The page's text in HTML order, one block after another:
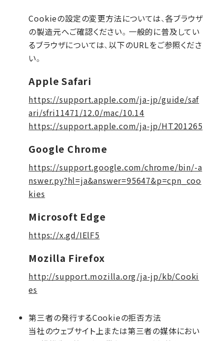
Cookieの設定の変更方法については、各ブラウザ
の製造元へご確認ください。一般的に普及してい
るブラウザについては、以下のURLをご参照くださ
い。
Apple Safari
https://support.apple.com/ja-jp/guide/saf
ari/sfri11471/12.0/mac/10.14
https://support.apple.com/ja-jp/HT201265
Google Chrome
https://support.google.com/chrome/bin/-a
nswer.py?hl=ja&answer=95647&p=cpn_coo
kies
Microsoft Edge
https://x.gd/IElF5
Mozilla Firefox
http://support.mozilla.org/ja-jp/kb/Cooki
es
第三者の発行するCookieの拒否方法
当社のウェブサイト上または第三者の媒体におい